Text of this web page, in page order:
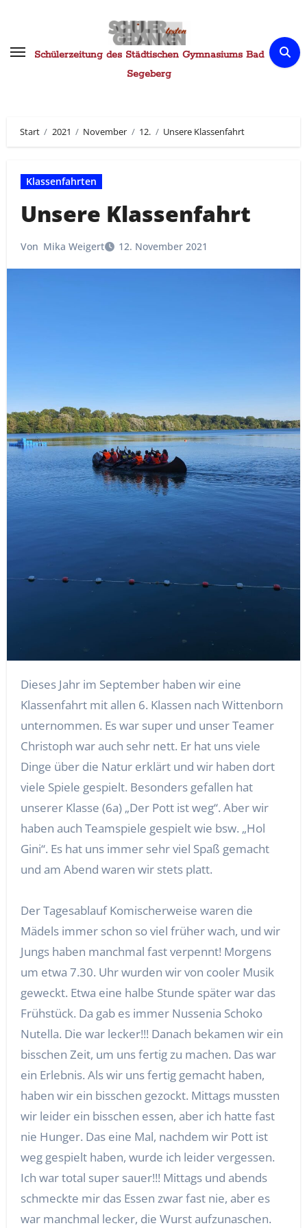
springenSchülerzeitung des Städtischen Gymnasiums Bad
Segeberg
Start 2021 November 12. Unsere Klassenfahrt
Klassenfahrten
Unsere Klassenfahrt
Von Mika Weigert 12. November 2021
Dieses Jahr im September haben wir eine
Klassenfahrt mit allen 6. Klassen nach Wittenborn
unternommen. Es war super und unser Teamer
Christoph war auch sehr nett. Er hat uns viele
Dinge über die Natur erklärt und wir haben dort
viele Spiele gespielt. Besonders gefallen hat
unserer Klasse (6a) „Der Pott ist weg“. Aber wir
haben auch Teamspiele gespielt wie bsw. „Hol
Gini“. Es hat uns immer sehr viel Spaß gemacht
und am Abend waren wir stets platt.
Der Tagesablauf Komischerweise waren die
Mädels immer schon so viel früher wach, und wir
Jungs haben manchmal fast verpennt! Morgens
um etwa 7.30. Uhr wurden wir von cooler Musik
geweckt. Etwa eine halbe Stunde später war das
Frühstück. Da gab es immer Nussenia Schoko
Nutella. Die war lecker!!! Danach bekamen wir ein
bisschen Zeit, um uns fertig zu machen. Das war
ein Erlebnis. Als wir uns fertig gemacht haben,
haben wir ein bisschen gezockt. Mittags mussten
wir leider ein bisschen essen, aber ich hatte fast
nie Hunger. Das eine Mal, nachdem wir Pott ist
weg gespielt haben, wurde ich leider vergessen.
Ich war total super sauer!!! Mittags und abends
schmeckte mir das Essen zwar fast nie, aber es
war manchmal lecker, die Wurst aufzunaschen.